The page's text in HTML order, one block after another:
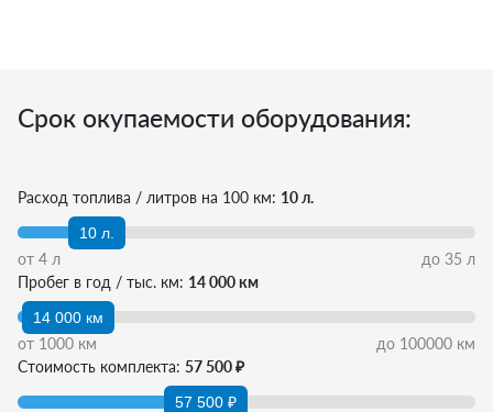
Срок окупаемости оборудования:
Расход топлива / литров на 100 км: 10 л.
10 л.
от 4 л до 35 л
Пробег в год / тыс. км: 14 000 км
14 000 км
от 1000 км до 100000 км
Стоимость комплекта: 57 500 ₽
57 500 ₽